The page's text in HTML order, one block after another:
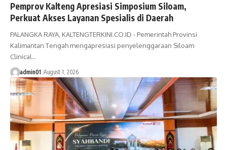
Pemprov Kalteng Apresiasi Simposium Siloam,
Perkuat Akses Layanan Spesialis di Daerah
PALANGKA RAYA, KALTENGTERKINI.CO.ID - Pemerintah Provinsi
Kalimantan Tengah mengapresiasi penyelenggaraan Siloam
Clinical…
admin01 August 1, 2026